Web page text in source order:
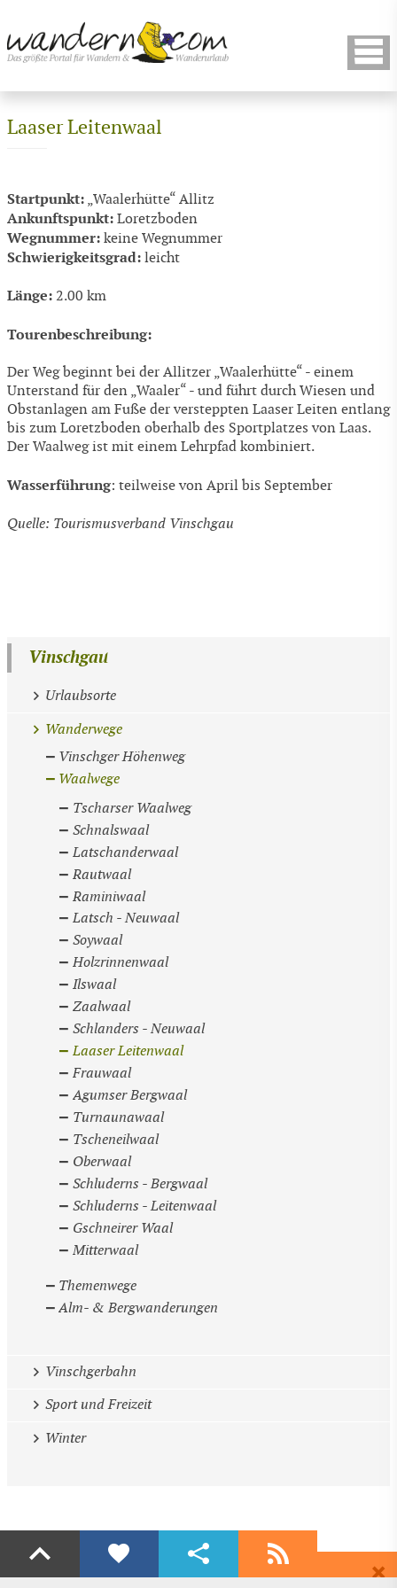
Laaser Leitenwaal
Startpunkt: „Waalerhütte“ Allitz
Ankunftspunkt: Loretzboden
Wegnummer: keine Wegnummer
Schwierigkeitsgrad: leicht
Länge: 2.00 km
Tourenbeschreibung:
Der Weg beginnt bei der Allitzer „Waalerhütte“ - einem
Unterstand für den „Waaler“ - und führt durch Wiesen und
Obstanlagen am Fuße der versteppten Laaser Leiten entlang
bis zum Loretzboden oberhalb des Sportplatzes von Laas.
Der Waalweg ist mit einem Lehrpfad kombiniert.
Wasserführung: teilweise von April bis September
Quelle: Tourismusverband Vinschgau
Vinschgau
Urlaubsorte
Wanderwege
Vinschger Höhenweg
Waalwege
Tscharser Waalweg
Schnalswaal
Latschanderwaal
Rautwaal
Raminiwaal
Latsch - Neuwaal
Soywaal
Holzrinnenwaal
Ilswaal
Zaalwaal
Schlanders - Neuwaal
Laaser Leitenwaal
Frauwaal
Agumser Bergwaal
Turnaunawaal
Tscheneilwaal
Oberwaal
Schluderns - Bergwaal
Schluderns - Leitenwaal
Gschneirer Waal
Mitterwaal
Themenwege
Alm- & Bergwanderungen
Vinschgerbahn
Sport und Freizeit
Winter
Liken
Teilen
Abonnieren